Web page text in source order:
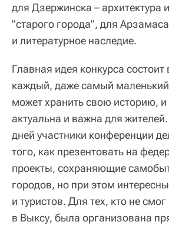
для Дзержинска – архитектура
"старого города", для
и литературное наследие.
Главная идея конкурса состоит
каждый, даже самый маленький
может хранить свою историю, и
актуальна и важна для жителей.
дней участники конференции
того, как презентовать на
проекты, сохраняющие
городов, но при этом
и туристов. Для тех, кто не
в Выксу, была организована